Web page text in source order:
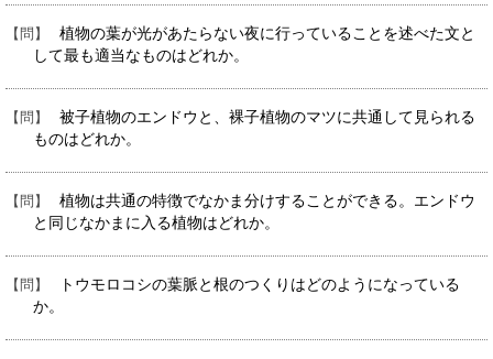
植物の葉が光があたらない夜に行っていることを述べた文と
して最も適当なものはどれか。
被子植物のエンドウと、裸子植物のマツに共通して見られる
ものはどれか。
植物は共通の特徴でなかま分けすることができる。エンドウ
と同じなかまに入る植物はどれか。
トウモロコシの葉脈と根のつくりはどのようになっている
か。